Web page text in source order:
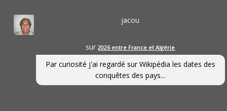
jacou
sur2026 entre France et Algérie
Par curiosité j'ai regardé sur Wikipédia les dates des
conquêtes des pays...